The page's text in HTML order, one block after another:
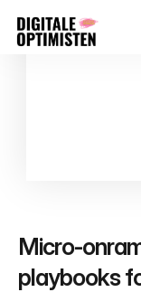
Micro-
playbooks